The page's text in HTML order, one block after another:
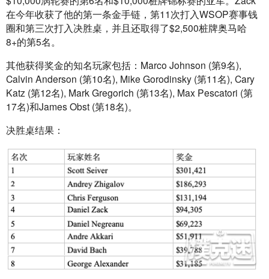
在今年收获了他的第一条金手链，第11次打入WSOP赛事钱
圈和第三次打入决胜桌，并且还取得了$2,500桩牌奥马哈
8+的第5名。
其他获得奖金的知名玩家包括：Marco Johnson (第9名),
Calvin Anderson (第10名), Mike Gorodinsky (第11名), Cary
Katz (第12名), Mark Gregorich (第13名), Max Pescatori (第
17名)和James Obst (第18名)。
决胜桌结果：